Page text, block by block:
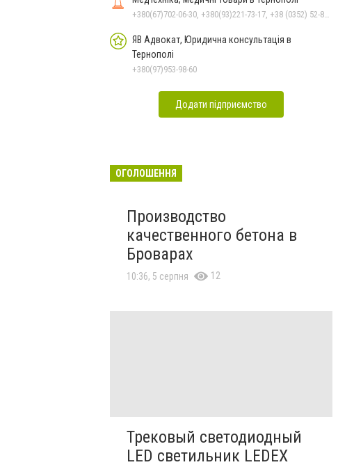
+380(67)702-06-30, +380(93)221-73-17, +38 (0352) 52-81-46
ЯВ Адвокат, Юридична консультація в
Тернополі
+380(97)953-98-60
Додати підприємство
ОГОЛОШЕННЯ
Производство
качественного бетона в
Броварах
10:36, 5 серпня 12
Трековый светодиодный
LED светильник LEDEX